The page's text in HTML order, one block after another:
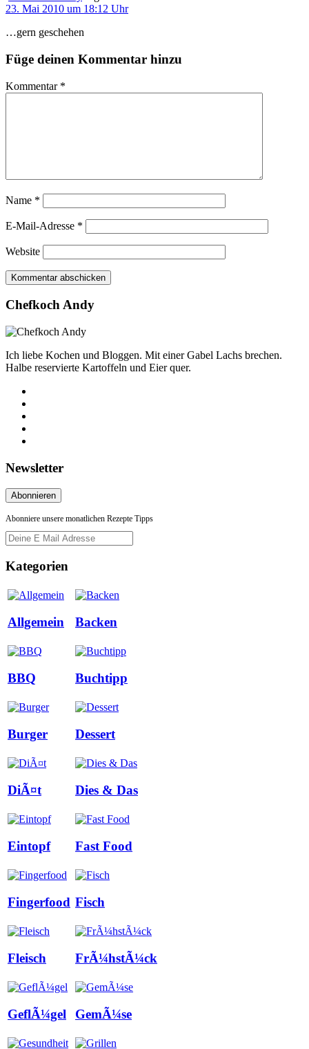
23. Mai 2010 um 18:12 Uhr
…gern geschehen
Füge deinen Kommentar hinzu
Kommentar *
Name *
E-Mail-Adresse *
Website
Chefkoch Andy
Ich liebe Kochen und Bloggen. Mit einer Gabel Lachs brechen.
Halbe reservierte Kartoffeln und Eier quer.
Newsletter
Abonniere unsere monatlichen Rezepte Tipps
Kategorien
Allgemein Backen
BBQ Buchtipp
Burger Dessert
DiÃ¤t Dies & Das
Eintopf Fast Food
Fingerfood Fisch
Fleisch FrÃ¼hstÃ¼ck
GeflÃ¼gel GemÃ¼se